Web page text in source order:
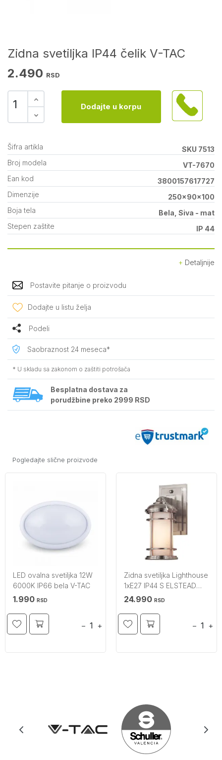
Zidna svetiljka IP44 čelik V-TAC
2.490 RSD
Dodajte u korpu
Šifra artikla
SKU 7513
Broj modela
VT-7670
Ean kod
3800157617727
Dimenzije
250x90x100
Boja tela
Bela, Siva - mat
Stepen zaštite
IP 44
Detaljnije
Postavite pitanje o proizvodu
Dodajte u listu želja
Podeli
Saobraznost 24 meseca*
* U skladu sa zakonom o zaštiti potrošača
Besplatna dostava za
porudžbine preko 2999 RSD
Pogledajte slične proizvode
LED ovalna svetiljka 12W
6000K IP66 bela V-TAC
1.990 RSD
− +
Zidna svetiljka Lighthouse
1xE27 IP44 S ELSTEAD
LIGHTING
24.990 RSD
− +